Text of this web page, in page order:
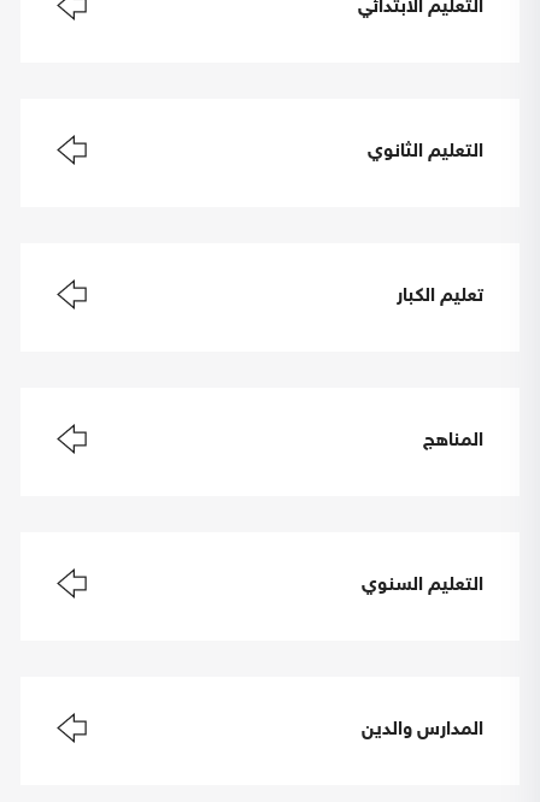
التعليم الابتدائي
التعليم الثانوي
تعليم الكبار
المناهج
التعليم السنوي
المدارس والدين